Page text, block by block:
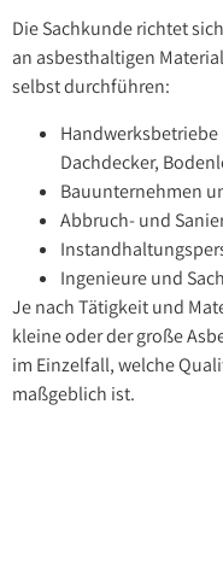
Die Sachkunde richtet
an asbesthaltigen
selbst durchführen:
Dachdecker,
Bauunternehmen
Abbruch- und
Ingenieure und
Je nach Tätigkeit und
kleine oder der große
im Einzelfall, welche
maßgeblich ist.